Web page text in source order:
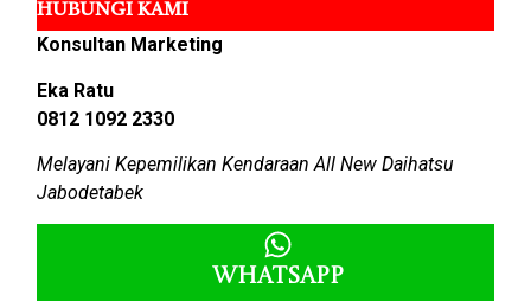
HUBUNGI KAMI
Konsultan Marketing
Eka Ratu
0812 1092 2330
Melayani Kepemilikan Kendaraan All New Daihatsu
Jabodetabek
Whatsapp